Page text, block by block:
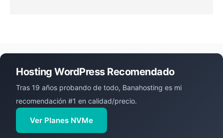
Hosting WordPress Recomendado
Tras 19 años probando de todo, Banahosting es mi
recomendación #1 en calidad/precio.
Ver Planes NVMe